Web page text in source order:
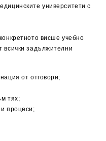
университети с
висше учебно
всички задължителни
от отговори;
тях;
процеси;